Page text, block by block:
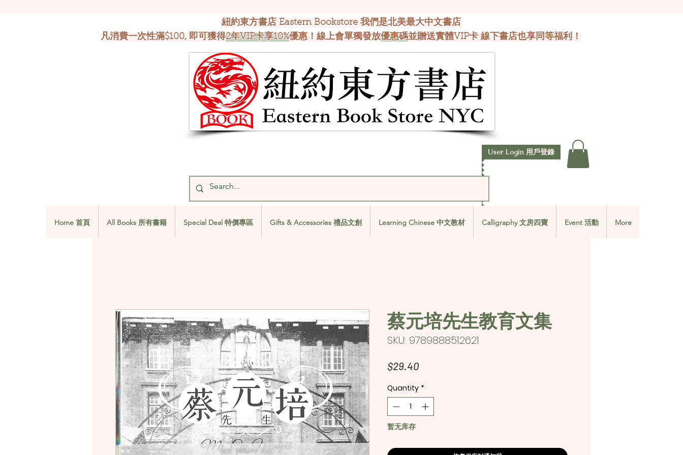
紐約東方書店 Eastern Bookstore 我們是北美最大中文書店
凡消費一次性滿$100, 即可獲得2年VIP卡享10%優惠！線上會單獨發放優惠碼並贈送實體VIP卡 線下書店也享同等福利！
User Login 用戶登錄
Home 首頁 All Books 所有書籍 Special Deal 特價專區 Gifts & Accessories 禮品文創 Learning Chinese 中文教材 Calligraphy 文房四寶 Event 活動 More
Home 首頁 All Books 所有書籍 Special Deal 特價專區 Gifts & Accessories 禮品文創 Learning Chinese 中文教材 Calligraphy 文房四寶 Event 活動 More
蔡元培先生教育文集
SKU: 9789888512621
$29.40Price
Quantity *
暂无库存